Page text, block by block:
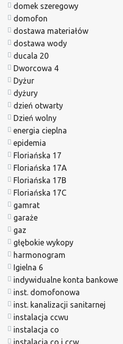
domek szeregowy
domofon
dostawa materiałów
dostawa wody
ducala 20
Dworcowa 4
Dyżur
dyżury
dzień otwarty
Dzień wolny
energia cieplna
epidemia
Floriańska 17
Floriańska 17A
Floriańska 17B
Floriańska 17C
gamrat
garaże
gaz
głębokie wykopy
harmonogram
Igielna 6
indywidualne konta bankowe
inst. domofonowa
inst. kanalizacji sanitarnej
instalacja ccwu
instalacja co